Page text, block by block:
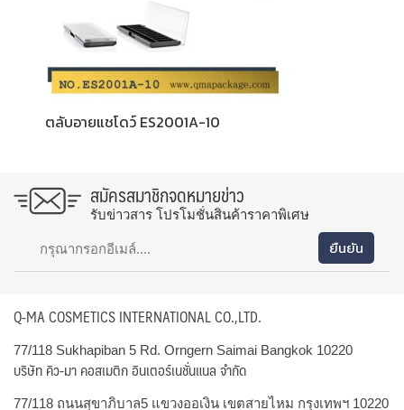
ตลับอายแชโดว์ ES2001A-10
สมัครสมาชิกจดหมายข่าว
รับข่าวสาร โปรโมชั่นสินค้าราคาพิเศษ
Q-MA COSMETICS INTERNATIONAL CO.,LTD.
77/118 Sukhapiban 5 Rd. Orngern Saimai Bangkok 10220
บริษัท คิว-มา คอสเมติก อินเตอร์เนชั่นแนล จำกัด
77/118 ถนนสุขาภิบาล5 แขวงออเงิน เขตสายไหม กรุงเทพฯ 10220